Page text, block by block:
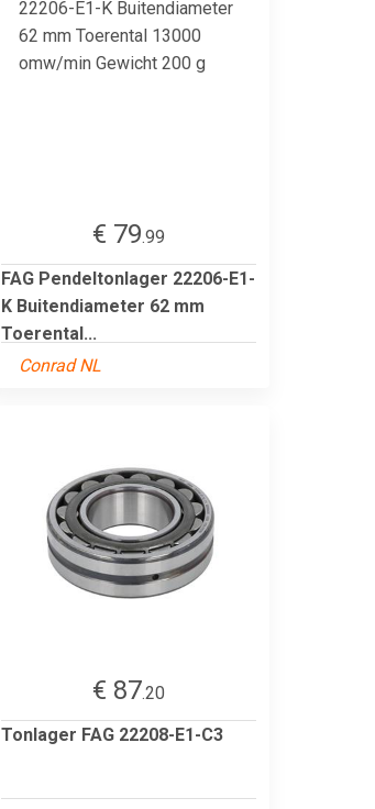
€ 79.99
FAG Pendeltonlager 22206-E1-
K Buitendiameter 62 mm
Toerental...
Conrad NL
€ 87.20
Tonlager FAG 22208-E1-C3